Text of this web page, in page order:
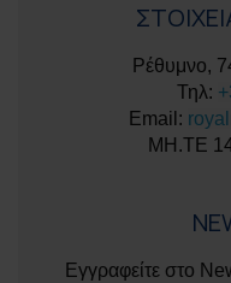
Ρέθυμνο,
Τηλ:
Email:
ΜΗ.ΤΕ
Εγγραφείτε στο